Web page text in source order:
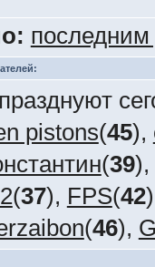
pistons(45),
(39),
(37), FPS(42
(46),